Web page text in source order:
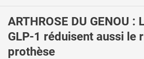
ARTHROSE DU GENOU :
GLP-1 réduisent aussi le
prothèse